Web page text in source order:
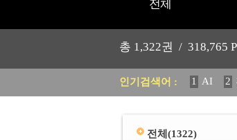
전체
총 1,322권 / 318,765
인기검색어 : 1 AI 2
11 2025
전체 (1322)